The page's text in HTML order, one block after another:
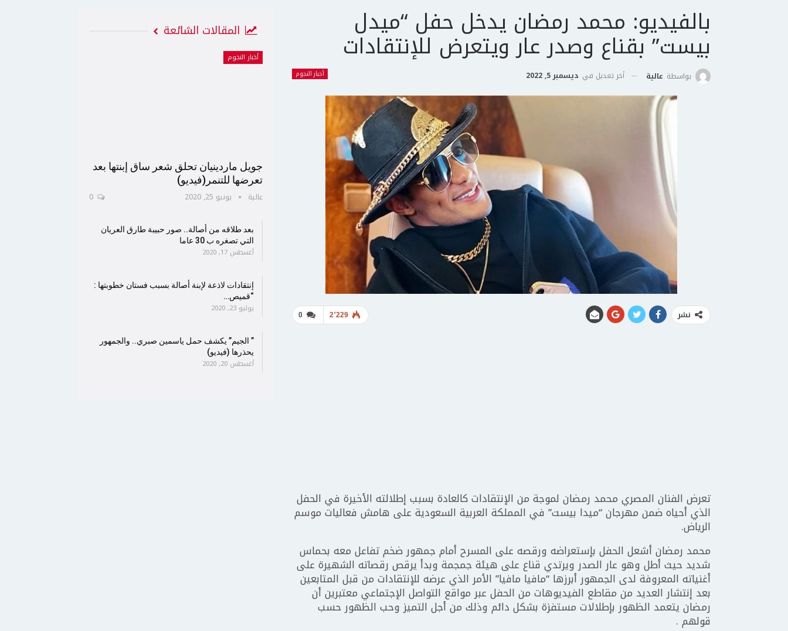
بالفيديو: محمد رمضان يدخل حفل “ميدل
بيست” بقناع وصدر عار ويتعرض للإنتقادات
أخبار النجوم بواسطة عالية أخر تعديل في ديسمبر 5, 2022
0 2٬229 نشر
تعرض الفنان المصري محمد رمضان لموجة من الإنتقادات كالعادة بسبب إطلالته الأخيرة في الحفل
الذي أحياه ضمن مهرجان “ميدا بيست” في المملكة العربية السعودية على هامش فعاليات موسم
الرياض.
محمد رمضان أشعل الحفل بإستعراضه ورقصه على المسرح أمام جمهور ضخم تفاعل معه بحماس
شديد حيث أطل وهو عار الصدر ويرتدي قناع على هيئة جمجمة وبدأ يرقص رقصاته الشهيرة على
أغنياته المعروفة لدى الجمهور أبرزها “مافيا مافيا” الأمر الذي عرضه للإنتقادات من قبل المتابعين
بعد إنتشار العديد من مقاطع الفيديوهات من الحفل عبر مواقع التواصل الإجتماعي معتبرين أن
رمضان يتعمد الظهور بإطلالات مستفزة بشكل دائم وذلك من أجل التميز وحب الظهور حسب
قولهم .
المقالات الشائعة
أخبار النجوم
جويل ماردينيان تحلق شعر ساق إبنتها بعد
تعرضها للتنمر(فيديو)
عالية يونيو 25, 2020
بعد طلاقه من أصالة.. صور حبيبة طارق العريان
التي تصغره ب 30 عاما
أغسطس 17, 2020
إنتقادات لاذعة لإبنة أصالة بسبب فستان خطوبتها :
“قميص…
يوليو 23, 2020
” الجيم” يكشف حمل ياسمين صبري.. والجمهور
يحذرها (فيديو)
أغسطس 20, 2020